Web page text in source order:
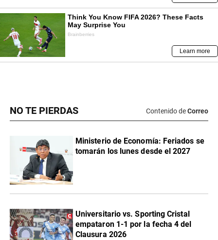
NO TE PIERDAS Contenido deCorreo
Ministerio de Economía: Feriados se
tomarán los lunes desde el 2027
Universitario vs. Sporting Cristal
empataron 1-1 por la fecha 4 del
Clausura 2026